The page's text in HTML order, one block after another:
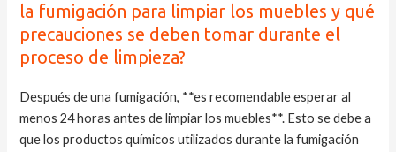
la fumigación para limpiar los muebles y qué
precauciones se deben tomar durante el
proceso de limpieza?
Después de una fumigación, **es recomendable esperar al
menos 24 horas antes de limpiar los muebles**. Esto se debe a
que los productos químicos utilizados durante la fumigación